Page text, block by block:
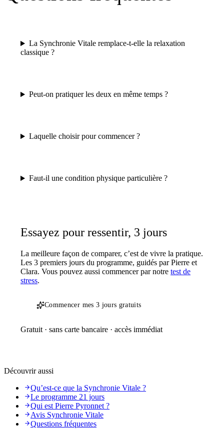
La Synchronie Vitale remplace-t-elle la relaxation
classique ?
Peut-on pratiquer les deux en même temps ?
Laquelle choisir pour commencer ?
Faut-il une condition physique particulière ?
Essayez pour ressentir, 3 jours
La meilleure façon de comparer, c’est de vivre la pratique.
Les 3 premiers jours du programme, guidés par Pierre et
Clara. Vous pouvez aussi commencer par notre test de
stress.
Commencer mes 3 jours gratuits
Gratuit · sans carte bancaire · accès immédiat
Découvrir aussi
Qu’est-ce que la Synchronie Vitale ?
Le programme 21 jours
Qui est Pierre Pyronnet ?
Avis Synchronie Vitale
Questions fréquentes